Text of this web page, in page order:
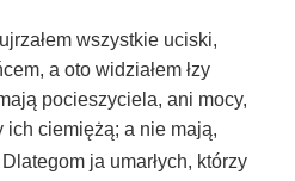
wszystkie uciski,
a oto widziałem łzy
pocieszyciela, ani mocy,
ich ciemiężą; a nie mają,
Dlategom ja umarłych, którzy